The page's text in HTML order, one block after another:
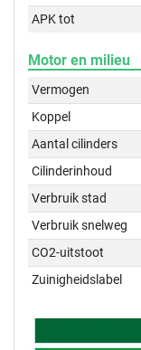
APK tot
Motor en milieu
Vermogen
Koppel
Aantal cilinders
Cilinderinhoud
Verbruik stad
Verbruik snelweg
CO2-uitstoot
Zuinigheidslabel